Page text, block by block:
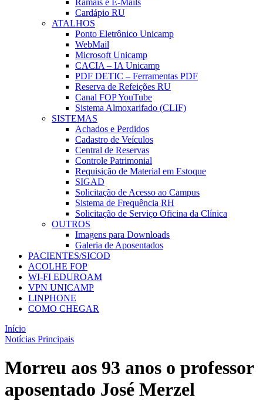
Ramais e E-Mails
Cardápio RU
ATALHOS
Ponto Eletrônico Unicamp
WebMail
Microsoft Unicamp
CACIA – IA Unicamp
PDF DETIC – Ferramentas PDF
Reserva de Refeições RU
Canal FOP YouTube
Sistema Almoxarifado (CLIF)
SISTEMAS
Achados e Perdidos
Cadastro de Veículos
Central de Reservas
Controle Patrimonial
Requisição de Material em Estoque
SIGAD
Solicitação de Acesso ao Campus
Sistema de Frequência RH
Solicitação de Serviço Oficina da Clínica
OUTROS
Imagens para Downloads
Galeria de Aposentados
PACIENTES/SICOD
ACOLHE FOP
WI-FI EDUROAM
VPN UNICAMP
LINPHONE
COMO CHEGAR
Início
Notícias Principais
Morreu aos 93 anos o professor
aposentado José Merzel